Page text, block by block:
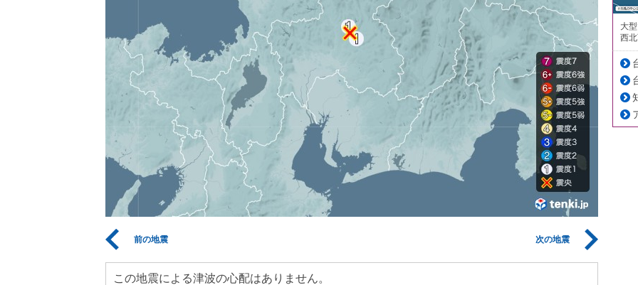
前の地震 次の地震
この地震による津波の心配はありません。
大
西